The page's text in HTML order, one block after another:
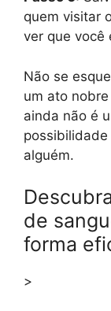
quem visitar
ver que você
Não se
um ato
ainda não é
alguém.
de
forma
>